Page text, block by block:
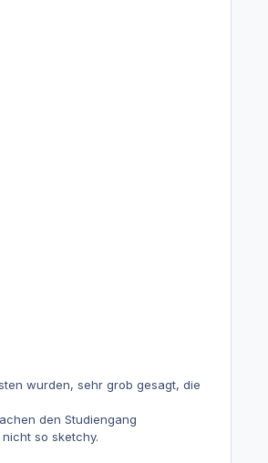
wurden, sehr grob gesagt, die
den Studiengang
so sketchy.